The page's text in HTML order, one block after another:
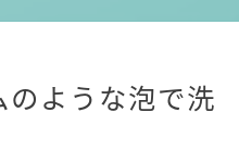
ような泡で洗